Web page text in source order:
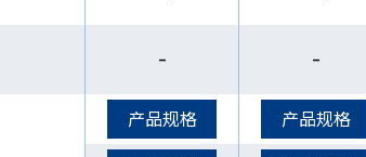
- -
产品规格 产品规格